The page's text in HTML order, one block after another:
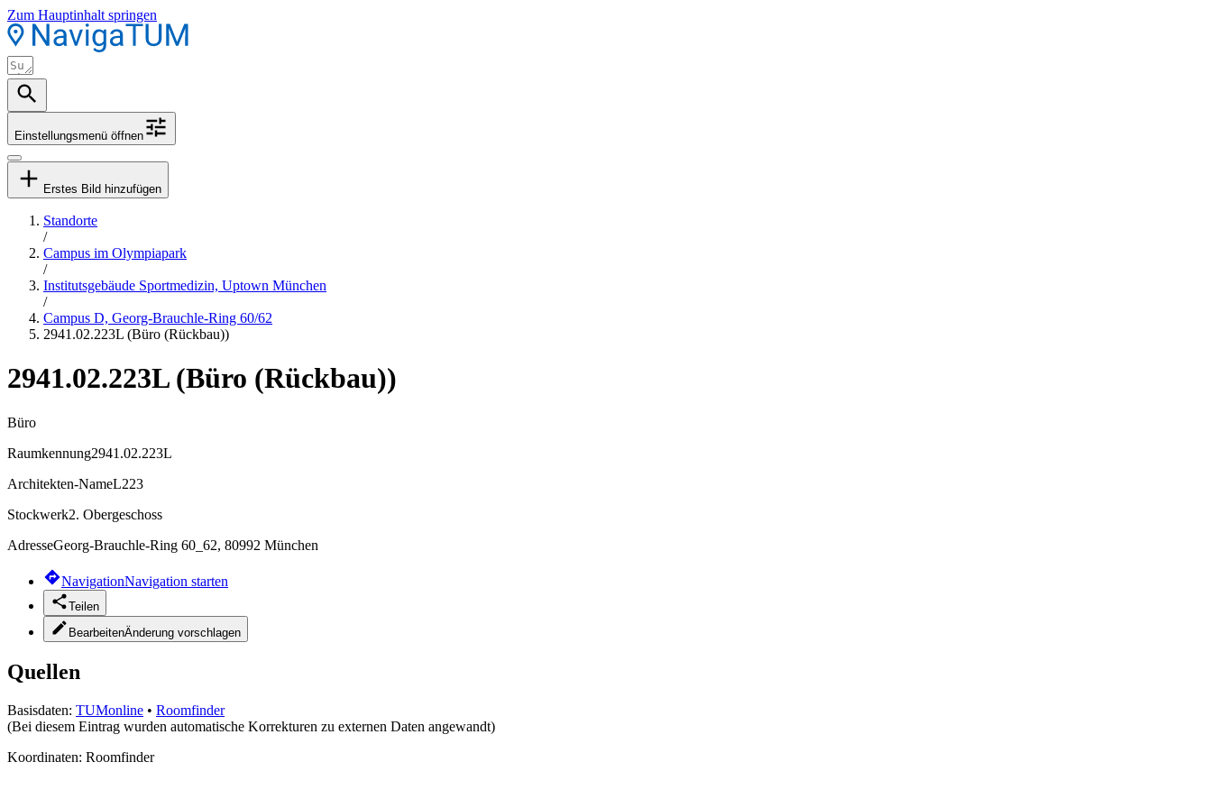
Zum Hauptinhalt springen
Einstellungsmenü öffnen
Erstes Bild hinzufügen
Standorte
/
Campus im Olympiapark
/
Institutsgebäude Sportmedizin, Uptown München
/
Campus D, Georg-Brauchle-Ring 60/62
2941.02.223L (Büro (Rückbau))
2941.02.223L (Büro (Rückbau))
Büro
Raumkennung2941.02.223L
Architekten-NameL223
Stockwerk2. Obergeschoss
AdresseGeorg-Brauchle-Ring 60_62, 80992 München
NavigationNavigation starten
Teilen
BearbeitenÄnderung vorschlagen
Quellen
Basisdaten: TUMonline • Roomfinder
(Bei diesem Eintrag wurden automatische Korrekturen zu externen Daten angewandt)
Koordinaten: Roomfinder